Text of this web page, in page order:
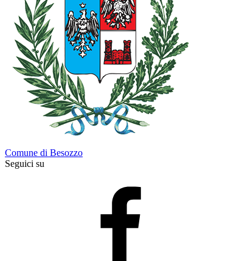
Comune di Besozzo
Seguici su